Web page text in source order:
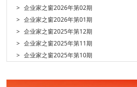
> 企业家之窗2026年第02期
> 企业家之窗2026年第01期
> 企业家之窗2025年第12期
> 企业家之窗2025年第11期
> 企业家之窗2025年第10期